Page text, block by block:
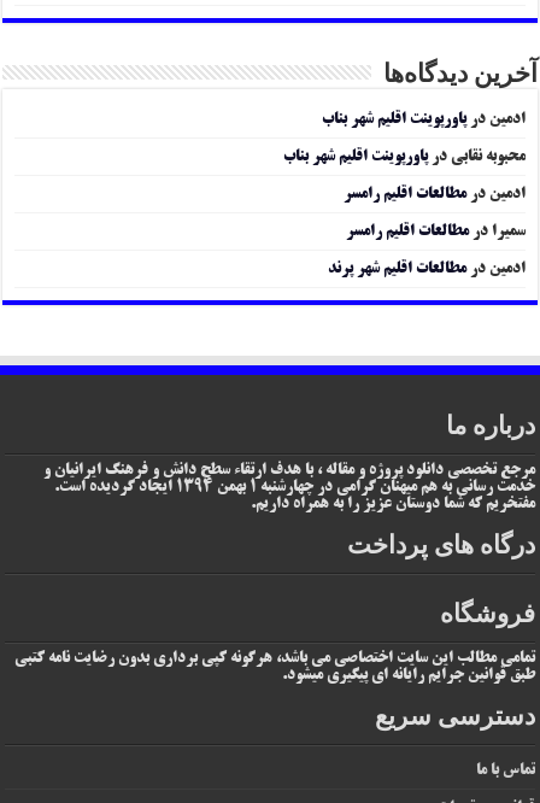
آخرین دیدگاه‌ها
ادمین درپاورپوینت اقلیم شهر بناب
محبوبه نقابی درپاورپوینت اقلیم شهر بناب
ادمین درمطالعات اقلیم رامسر
سمیرا درمطالعات اقلیم رامسر
ادمین درمطالعات اقلیم شهر پرند
درباره ما
مرجع تخصصی دانلود پروژه و مقاله ، با هدف ارتقاء سطح دانش و فرهنگ ایرانیان و
خدمت رسانی به هم میهنان گرامی در چهارشنبه 1 بهمن 1394 ایجاد گردیده است.
مفتخریم که شما دوستان عزیز را به همراه داریم.
درگاه های پرداخت
فروشگاه
تمامی مطالب این سایت اختصاصی می باشد، هرگونه کپی برداری بدون رضایت نامه کتبی
طبق قوانین جرایم رایانه ای پیگیری میشود.
دسترسی سریع
تماس با ما